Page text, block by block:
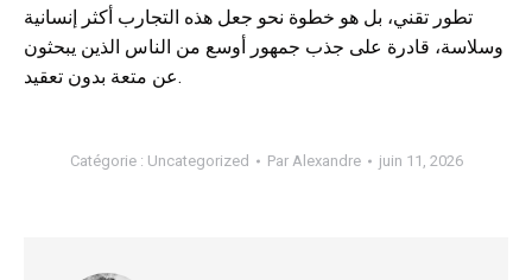
تطور تقني، بل هو خطوة نحو جعل هذه التجارب أكثر إنسانية
وسلاسة، قادرة على جذب جمهور أوسع من الناس الذين يبحثون
عن متعة بدون تعقيد.
Catégorie : Uncategorized Par Alexandre juin 11, 2026